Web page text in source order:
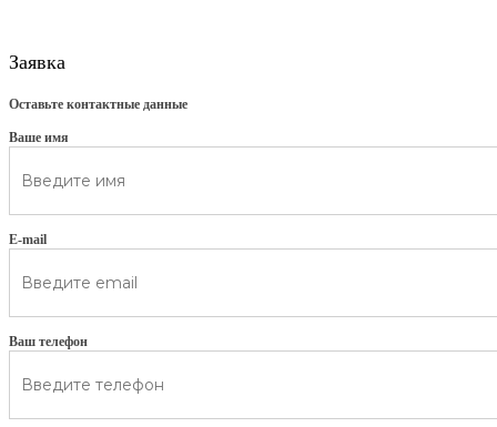
Заявка
Оставьте контактные данные
Ваше имя
E-mail
Ваш телефон